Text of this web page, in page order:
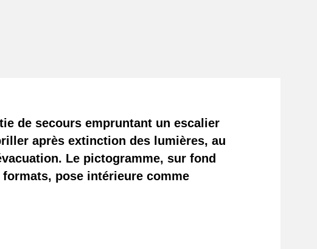
de secours empruntant un escalier
après extinction des lumières, au
Le pictogramme, sur fond
pose intérieure comme